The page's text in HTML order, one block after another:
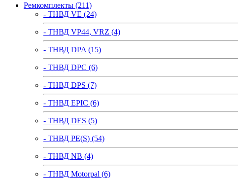
Ремкомплекты (211)
- ТНВД VE (24)
- ТНВД VP44, VRZ (4)
- ТНВД DPA (15)
- ТНВД DPC (6)
- ТНВД DPS (7)
- ТНВД EPIC (6)
- ТНВД DES (5)
- ТНВД PE(S) (54)
- ТНВД NB (4)
- ТНВД Motorpal (6)